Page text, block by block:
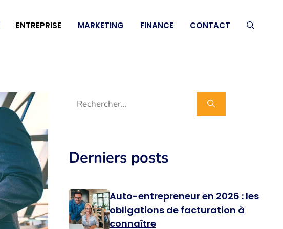
ENTREPRISE MARKETING FINANCE CONTACT
Rechercher :
Derniers posts
Auto-entrepreneur en 2026 : les
obligations de facturation à
connaître